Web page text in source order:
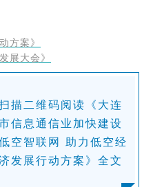
方案 》
展大会》
描二维码阅读《 大连
信息通信业加快建设
空智联网 助力低空经
发展行动方案 》全文